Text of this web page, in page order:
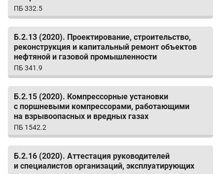
ПБ 332.5
Б.2.13 (2020). Проектирование, строительство,
реконструкция и капитальный ремонт объектов
нефтяной и газовой промышленности
ПБ 341.9
Б.2.15 (2020). Компрессорные установки
с поршневыми компрессорами, работающими
на взрывоопасных и вредных газах
ПБ 1542.2
Б.2.16 (2020). Аттестация руководителей
и специалистов организаций, эксплуатирующих